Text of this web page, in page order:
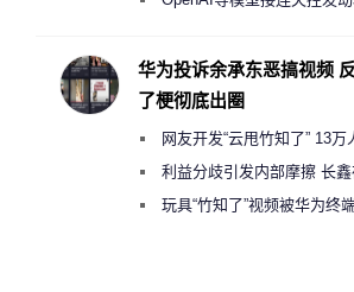
华为投诉余承东恶搞视频
了梗彻底出圈
网友开发“云甩竹知了” 13万
绕梁”利益分歧引发内部摩擦 长
曾将华为驻场工程师驱逐出研
玩具“竹知了”视频被华为终